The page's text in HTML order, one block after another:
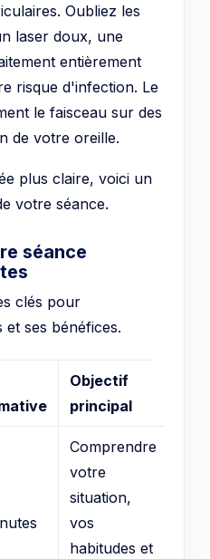
Oubliez les
laser doux, une
entièrement
risque d'infection. Le
le faisceau sur des
de votre oreille.
plus claire, voici un
votre séance.
séance
clés pour
ses bénéfices.
Objectif
principal
Comprendre
votre
situation,
vos
habitudes et